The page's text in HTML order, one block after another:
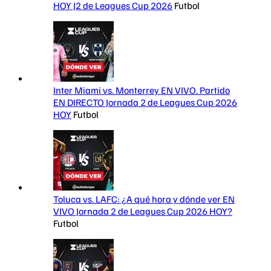
HOY J2 de Leagues Cup 2026 Futbol
Inter Miami vs. Monterrey EN VIVO. Partido
EN DIRECTO Jornada 2 de Leagues Cup 2026
HOY Futbol
Toluca vs. LAFC: ¿A qué hora y dónde ver EN
VIVO Jornada 2 de Leagues Cup 2026 HOY?
Futbol